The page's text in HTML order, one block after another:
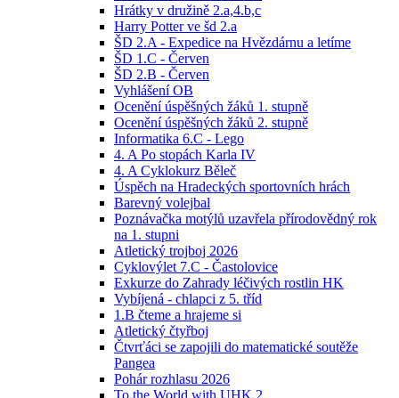
Hrátky v družině 2.a,4.b,c
Harry Potter ve šd 2.a
ŠD 2.A - Expedice na Hvězdárnu a letíme
ŠD 1.C - Červen
ŠD 2.B - Červen
Vyhlášení OB
Ocenění úspěšných žáků 1. stupně
Ocenění úspěšných žáků 2. stupně
Informatika 6.C - Lego
4. A Po stopách Karla IV
4. A Cyklokurz Běleč
Úspěch na Hradeckých sportovních hrách
Barevný volejbal
Poznávačka motýlů uzavřela přírodovědný rok
na 1. stupni
Atletický trojboj 2026
Cyklovýlet 7.C - Častolovice
Exkurze do Zahrady léčivých rostlin HK
Vybíjená - chlapci z 5. tříd
1.B čteme a hrajeme si
Atletický čtyřboj
Čtvrťáci se zapojili do matematické soutěže
Pangea
Pohár rozhlasu 2026